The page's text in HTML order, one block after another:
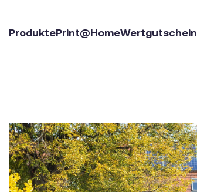
ProduktePrint@HomeWertgutschein